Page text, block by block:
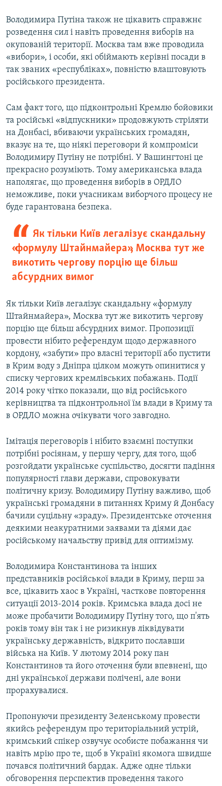
Володимира Путіна також не цікавить справжнє
розведення сил і навіть проведення виборів на
окупованій території. Москва там вже проводила
«вибори», і особи, які обіймають керівні посади в
так званих «республіках», повністю влаштовують
російського президента.
Сам факт того, що підконтрольні Кремлю бойовики
та російські «відпускники» продовжують стріляти
на Донбасі, вбиваючи українських громадян,
вказує на те, що ніякі переговори й компроміси
Володимиру Путіну не потрібні. У Вашингтоні це
прекрасно розуміють. Тому американська влада
наполягає, що проведення виборів в ОРДЛО
неможливе, поки учасникам виборчого процесу не
буде гарантована безпека.
Як тільки Київ легалізує скандальну
«формулу Штайнмайера», Москва тут же
викотить чергову порцію ще більш
абсурдних вимог
Як тільки Київ легалізує скандальну «формулу
Штайнмайера», Москва тут же викотить чергову
порцію ще більш абсурдних вимог. Пропозиції
провести нібито референдум щодо державного
кордону, «забути» про власні території або пустити
в Крим воду з Дніпра цілком можуть опинитися у
списку чергових кремлівських побажань. Події
2014 року чітко показали, що від російського
керівництва та підконтрольної їм влади в Криму та
в ОРДЛО можна очікувати чого завгодно.
Імітація переговорів і нібито взаємні поступки
потрібні росіянам, у першу чергу, для того, щоб
розгойдати українське суспільство, досягти падіння
популярності глави держави, спровокувати
політичну кризу. Володимиру Путіну важливо, щоб
українські громадяни в питаннях Криму й Донбасу
бачили суцільну «зраду». Президентське оточення
деякими неакуратними заявами та діями дає
російському начальству привід для оптимізму.
Володимира Константинова та інших
представників російської влади в Криму, перш за
все, цікавить хаос в Україні, часткове повторення
ситуації 2013-2014 років. Кримська влада досі не
може пробачити Володимиру Путіну того, що п'ять
років тому він так і не ризикнув ліквідувати
українську державність, відкрито пославши
війська на Київ. У лютому 2014 року пан
Константинов та його оточення були впевнені, що
дні української держави полічені, але вони
прорахувалися.
Пропонуючи президенту Зеленському провести
якийсь референдум про територіальний устрій,
кримський спікер озвучує особисте побажання чи
навіть мрію про те, щоб в Україні якомога швидше
почався політичний бардак. Адже одне тільки
обговорення перспектив проведення такого